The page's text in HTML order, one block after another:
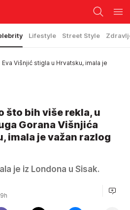
Lifestyle Street Style
Eva Višnjić stigla u Hrvatsku, imala je
što bih više rekla, u
Gorana Višnjića
imala je važan razlog
je iz Londona u Sisak.